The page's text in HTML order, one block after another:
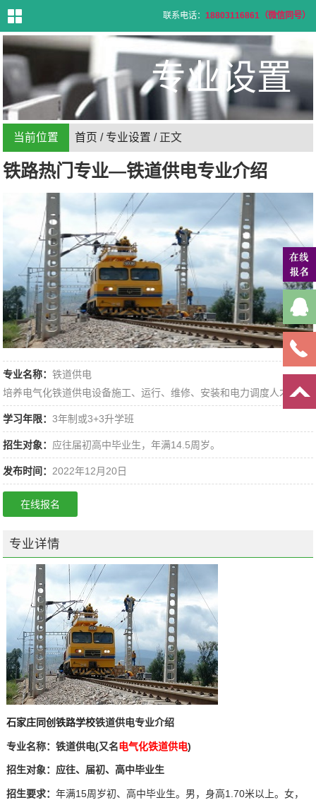
联系电话： 18803116861（微信同号）
首
页
学
校
专
业
设
生
信
息
招
系
方
式
在
线
报
名
专业设置
当前位置 首页 /专业设置 / 正文
铁路热门专业—铁道供电专业介绍
专业名称：铁道供电
培养电气化铁道供电设备施工、运行、维修、安装和电力调度人才
学习年限：3年制或3+3升学班
招生对象： 应往届初高中毕业生，年满14.5周岁。
发布时间： 2022年12月20日
在线报名
专业详情
石家庄同创铁路学校铁道供电专业介绍
专业名称：铁道供电(又名电气化铁道供电)
招生对象：应往、届初、高中毕业生
招生要求：年满15周岁初、高中毕业生。男，身高1.70米以上。女，